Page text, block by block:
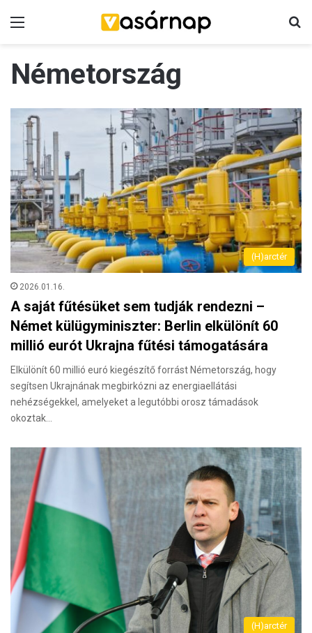
Németország
(H)arctér
2026.01.16.
A saját fűtésüket sem tudják rendezni –
Német külügyminiszter: Berlin elkülönít 60
millió eurót Ukrajna fűtési támogatására
Elkülönít 60 millió euró kiegészítő forrást Németország, hogy
segítsen Ukrajnának megbirkózni az energiaellátási
nehézségekkel, amelyeket a legutóbbi orosz támadások
okoztak…
(H)arctér